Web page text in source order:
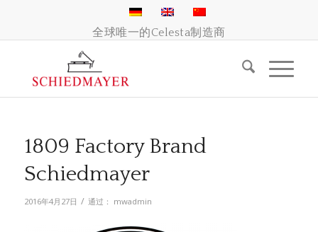
全球唯一的Celesta制造商
1809 Factory Brand
Schiedmayer
2016年4月27日 / 通过： mwadmin